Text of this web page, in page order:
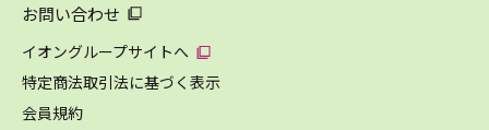
お問い合わせ
イオングループサイトへ
特定商法取引法に基づく表示
会員規約